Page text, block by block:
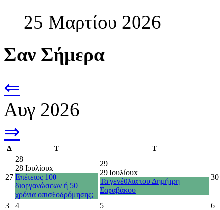
25 Μαρτίου 2026
Σαν Σήμερα
⇐
Αυγ 2026
⇒
Δ Τ Τ
27
28
28 Ιουλίουx
Επέτειος 100
διοργανώσεων ή 50
χρόνια οπισθοδρόμησης;
29
29 Ιουλίουx
Τα γενέθλια του Δημήτρη
Σαραβάκου
30
3 4 5 6